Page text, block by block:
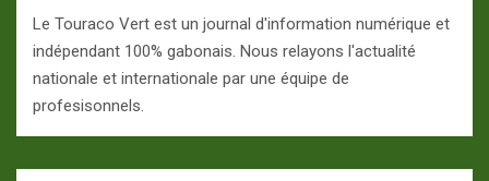
Le Touraco Vert est un journal d'information numérique et
indépendant 100% gabonais. Nous relayons l'actualité
nationale et internationale par une équipe de
profesisonnels.